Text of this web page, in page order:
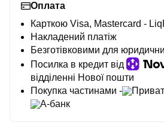
Оплата
Карткою Visa, Mastercard -
Накладений платіж
Безготівковими для
Посилка в кредит від
відділенні Нової пошти
Покупка частинами -
А-банк